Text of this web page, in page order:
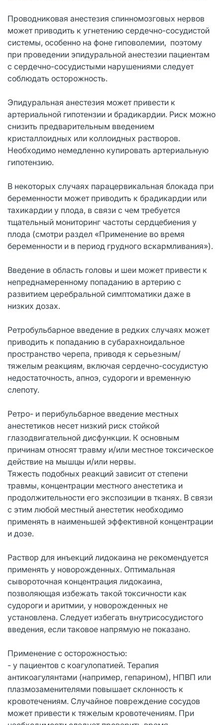
Проводниковая анестезия спинномозговых нервов
может приводить к угнетению сердечно-сосудистой
системы, особенно на фоне гиповолемии, поэтому
при проведении эпидуральной анестезии пациентам
с сердечно-сосудистыми нарушениями следует
соблюдать осторожность.
Эпидуральная анестезия может привести к
артериальной гипотензии и брадикардии. Риск можно
снизить предварительным введением
кристаллоидных или коллоидных растворов.
Необходимо немедленно купировать артериальную
гипотензию.
В некоторых случаях парацервикальная блокада при
беременности может приводить к брадикардии или
тахикардии у плода, в связи с чем требуется
тщательный мониторинг частоты сердцебиения у
плода (смотри раздел «Применение во время
беременности и в период грудного вскармливания»).
Введение в область головы и шеи может привести к
непреднамеренному попаданию в артерию с
развитием церебральной симптоматики даже в
низких дозах.
Ретробульбарное введение в редких случаях может
приводить к попаданию в субарахноидальное
пространство черепа, приводя к серьезным/
тяжелым реакциям, включая сердечно-сосудистую
недостаточность, апноэ, судороги и временную
слепоту.
Ретро- и перибульбарное введение местных
анестетиков несет низкий риск стойкой
глазодвигательной дисфункции. К основным
причинам относят травму и/или местное токсическое
действие на мышцы и/или нервы.
Тяжесть подобных реакций зависит от степени
травмы, концентрации местного анестетика и
продолжительности его экспозиции в тканях. В связи
с этим любой местный анестетик необходимо
применять в наименьшей эффективной концентрации
и дозе.
Раствор для инъекций лидокаина не рекомендуется
применять у новорожденных. Оптимальная
сывороточная концентрация лидокаина,
позволяющая избежать такой токсичности как
судороги и аритмии, у новорожденных не
установлена. Следует избегать внутрисосудистого
введения, если таковое напрямую не показано.
Применение с осторожностью:
- у пациентов с коагулопатией. Терапия
антикоагулянтами (например, гепарином), НПВП или
плазмозаменителями повышает склонность к
кровотечениям. Случайное повреждение сосудов
может привести к тяжелым кровотечениям. При